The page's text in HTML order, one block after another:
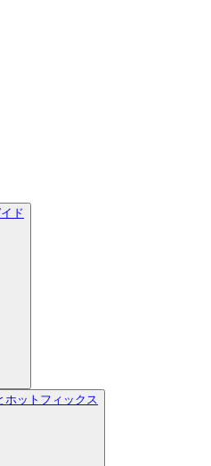
ド
ホットフィックス